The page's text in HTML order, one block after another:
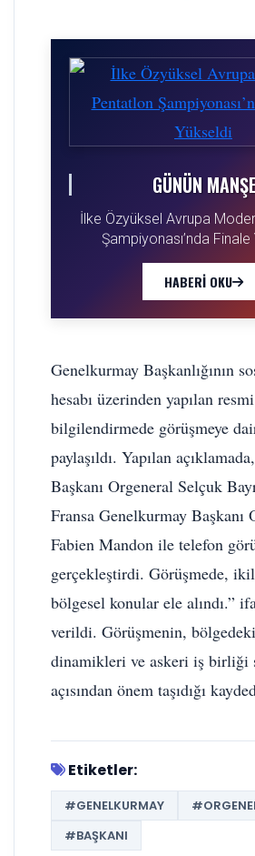
GÜNÜN
İlke Özyüksel Avrupa
Şampiyonası’nda
HABERI OKU
Genelkurmay Başkanlığının
hesabı üzerinden yapılan resmi
bilgilendirmede görüşmeye
paylaşıldı. Yapılan
Başkanı Orgeneral Selçuk
Fransa Genelkurmay Başkanı
Fabien Mandon ile telefon
gerçekleştirdi. Görüşmede,
bölgesel konular ele alındı.”
verildi. Görüşmenin,
dinamikleri ve askeri iş birliği
açısından önem taşıdığı
Etiketler:
#GENELKURMAY
#BAŞKANI